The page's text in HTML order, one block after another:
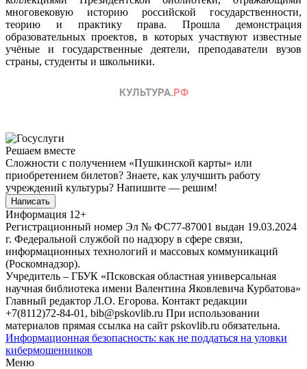
многовековую историю российской государственности,
теорию и практику права. Прошла демонстрация
образовательных проектов, в которых участвуют известные
учёные и государственные деятели, преподаватели вузов
страны, студенты и школьники.
Решаем вместе
Сложности с получением «Пушкинской карты» или
приобретением билетов? Знаете, как улучшить работу
учреждений культуры? Напишите — решим!
Написать
Информация 12+
Регистрационный номер Эл № ФС77-87001 выдан 19.03.2024
г. Федеральной службой по надзору в сфере связи,
информационных технологий и массовых коммуникаций
(Роскомнадзор).
Учредитель – ГБУК «Псковская областная универсальная
научная библиотека имени Валентина Яковлевича Курбатова»
Главный редактор Л.О. Егорова. Контакт редакции
+7(8112)72-84-01, bib@pskovlib.ru При использовании
материалов прямая ссылка на сайт pskovlib.ru обязательна.
Информационная безопасность: как не поддаться на уловки
кибермошенников
Меню